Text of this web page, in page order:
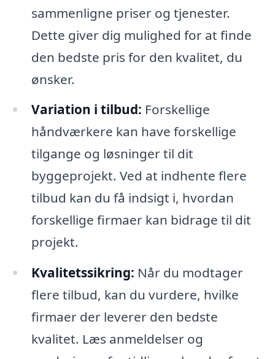
sammenligne priser og tjenester.
Dette giver dig mulighed for at finde
den bedste pris for den kvalitet, du
ønsker.
Variation i tilbud: Forskellige
håndværkere kan have forskellige
tilgange og løsninger til dit
byggeprojekt. Ved at indhente flere
tilbud kan du få indsigt i, hvordan
forskellige firmaer kan bidrage til dit
projekt.
Kvalitetssikring: Når du modtager
flere tilbud, kan du vurdere, hvilke
firmaer der leverer den bedste
kvalitet. Læs anmeldelser og